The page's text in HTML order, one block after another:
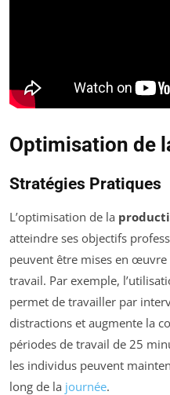
Optimisation de
Stratégies Pratiques
L’optimisation de la
atteindre ses objectifs
peuvent être mises en
travail. Par exemple,
permet de travailler par
distractions et augmente la
périodes de travail de 25
les individus peuvent
long de la journée.